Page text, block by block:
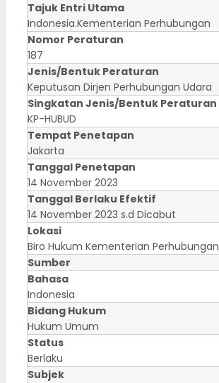
Tajuk Entri Utama
Indonesia.Kementerian Perhubungan
Nomor Peraturan
187
Jenis/Bentuk Peraturan
Keputusan Dirjen Perhubungan Udara
Singkatan Jenis/Bentuk Peraturan
KP-HUBUD
Tempat Penetapan
Jakarta
Tanggal Penetapan
14 November 2023
Tanggal Berlaku Efektif
14 November 2023 s.d Dicabut
Lokasi
Biro Hukum Kementerian Perhubungan
Sumber
Bahasa
Indonesia
Bidang Hukum
Hukum Umum
Status
Berlaku
Subjek